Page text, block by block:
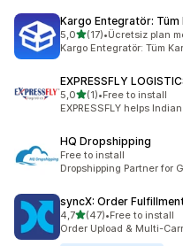
Kargo Entegratör: Tüm
5,0/ 5 tähteä
(17)
17 arvostelua yhteensä
•Ücretsiz plan
Kargo Entegratör: Tüm
EXPRESSFLY
5,0/ 5 tähteä
(1)
1 arvostelua yhteensä
•Free to install
EXPRESSFLY helps
HQ Dropshipping
Free to install
Dropshipping Partner for
syncX: Order
4,7/ 5 tähteä
(47)
47 arvostelua yhteensä
•Free to install
Order Upload & Multi-